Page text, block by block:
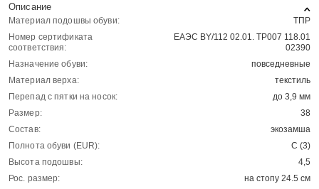
Описание
Материал подошвы обуви:
ТПР
Номер сертификата
соответствия:
ЕАЭС BY/112 02.01. ТР007 118.01
02390
Назначение обуви:
повседневные
Материал верха:
текстиль
Перепад с пятки на носок:
до 3,9 мм
Размер:
38
Состав:
экозамша
Полнота обуви (EUR):
С (3)
Высота подошвы:
4,5
Рос. размер:
на стопу 24.5 см